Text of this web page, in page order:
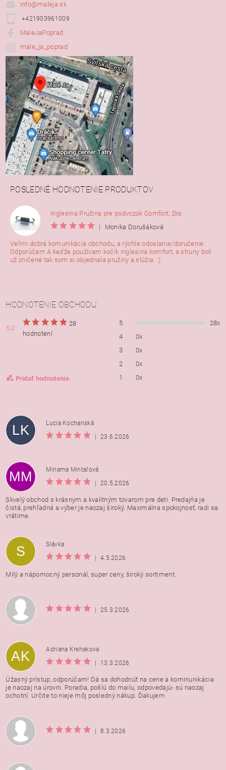
info@maleja.sk
+421903961009
MaleJaPoprad
male_ja_poprad
POSLEDNÉ HODNOTENIE PRODUKTOV
Inglesina Pružina pre podvozok Comfort, 2ks
|
Monika Dorušáková
Veľmi dobrá komunikácia obchodu, a rýchle odoslanie/doručenie.
Odporúčam A keďže používam kočík inglesina komfort, a struny boli
už zničené tak som si objednala pružiny a slúžia. :)
HODNOTENIE OBCHODU
5,0
28
hodnotení
Pridať hodnotenie
5
28x
4
0x
3
0x
2
0x
1
0x
Vložením hodnotenie súhlasíte s
osobných údajov
LK
Lucia Kochanská
|
23.6.2026
MM
Miriama Mintaľová
|
20.5.2026
Skvelý obchod s krásnym a kvalitným tovarom pre deti. Predajňa je
čistá, prehľadná a výber je naozaj široký. Maximálna spokojnosť, radi sa
vrátime.
S
Slávka
|
4.5.2026
Milý a nápomocný personál, super ceny, široký sortiment.
| 25.3.2026
AK
Adriana Krehakova
|
13.3.2026
Úžasný prístup, odporúčam! Dá sa dohodnúť na cene a kominunikácia
je naozaj na úrovni. Poradia, pošlú do mailu, odpovedajú- sú naozaj
ochotní. Určite to nieje môj posledný nákup. Ďakujem
| 8.3.2026